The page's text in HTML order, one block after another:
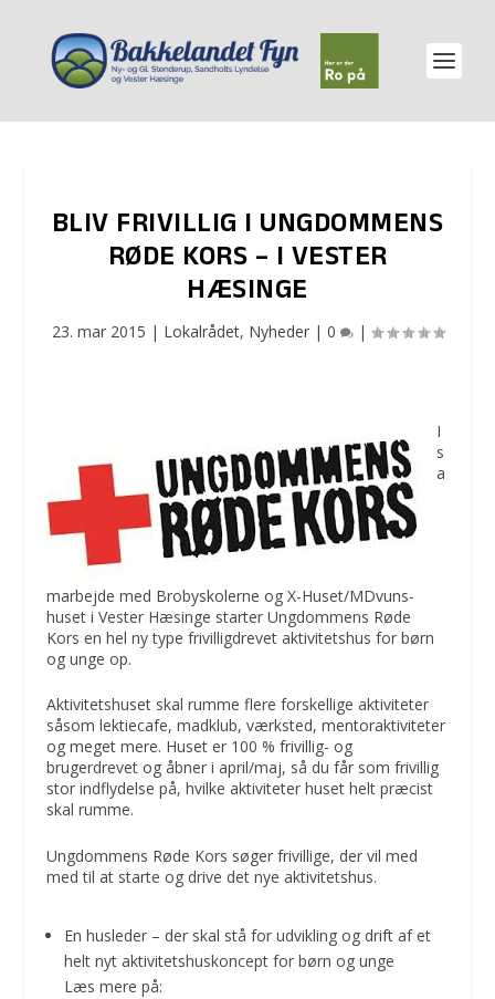
BLIV FRIVILLIG I UNGDOMMENS
RØDE KORS – I VESTER
HÆSINGE
23. mar 2015 | Lokalrådet, Nyheder| 0 |
I
s
a
marbejde med Brobyskolerne og X-Huset/MDvuns-
huset i Vester Hæsinge starter Ungdommens Røde
Kors en hel ny type frivilligdrevet aktivitetshus for børn
og unge op.
Aktivitetshuset skal rumme flere forskellige aktiviteter
såsom lektiecafe, madklub, værksted, mentoraktiviteter
og meget mere. Huset er 100 % frivillig- og
brugerdrevet og åbner i april/maj, så du får som frivillig
stor indflydelse på, hvilke aktiviteter huset helt præcist
skal rumme.
Ungdommens Røde Kors søger frivillige, der vil med
med til at starte og drive det nye aktivitetshus.
En husleder – der skal stå for udvikling og drift af et
helt nyt aktivitetshuskoncept for børn og unge
Læs mere på: